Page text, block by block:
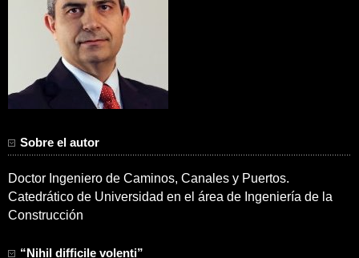
Sobre el autor
Doctor Ingeniero de Caminos, Canales y Puertos.
Catedrático de Universidad en el área de Ingeniería de la
Construcción
“Nihil difficile volenti”